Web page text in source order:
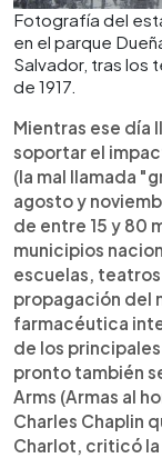
Fotografía del
en el parque
Salvador, tras los
de 1917.
Mientras ese día
soportar el
(la mal llamada
agosto y
de entre 15 y 80
municipios
escuelas,
propagación del
farmacéutica
de los
pronto también
Arms (Armas al
Charles Chaplin
Charlot, criticó